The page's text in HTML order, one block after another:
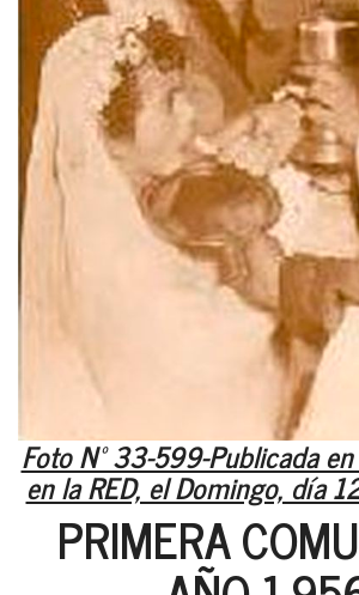
Foto Nº 33-599-Publicada
en la RED, el Domingo, día
PRIMERA